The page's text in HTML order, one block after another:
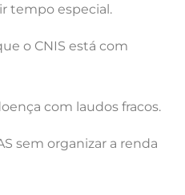
tempo especial.
o CNIS está com
com laudos fracos.
sem organizar a renda